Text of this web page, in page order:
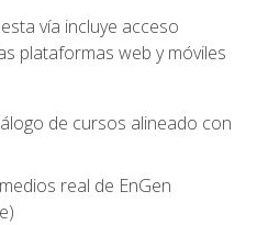
vía incluye acceso
plataformas web y móviles
de cursos alineado con
real de EnGen